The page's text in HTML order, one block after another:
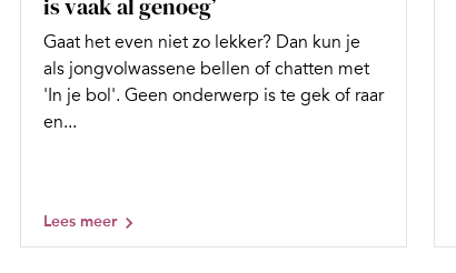
is vaak al genoeg’
Gaat het even niet zo lekker? Dan kun je
als jongvolwassene bellen of chatten met
'In je bol'. Geen onderwerp is te gek of raar
en...
Lees meer